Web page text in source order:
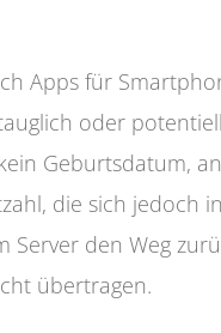
Apps für
oder potentiell
Geburtsdatum,
die sich jedoch
den Weg
übertragen.